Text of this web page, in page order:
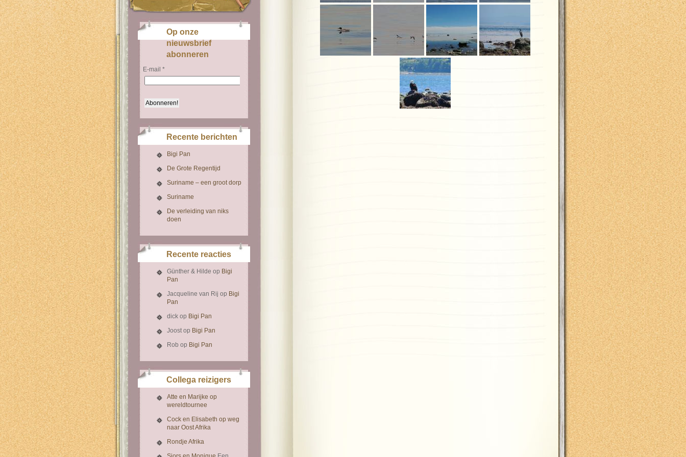
Op onze
nieuwsbrief
abonneren
E-mail *
Recente berichten
Bigi Pan
De Grote Regentijd
Suriname – een groot dorp
Suriname
De verleiding van niks
doen
Recente reacties
Günther & Hilde op Bigi
Pan
Jacqueline van Rij op Bigi
Pan
dick op Bigi Pan
Joostop Bigi Pan
Rob op Bigi Pan
Collega reizigers
Atte en Marijke op
wereldtournee
Cock en Elisabeth op weg
naar Oost Afrika
Rondje Afrika